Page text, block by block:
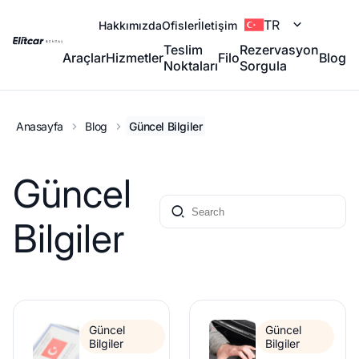
HakkımızdaOfislerİletişim TR
AraçlarHizmetlerTeslim
NoktalarıFiloRezervasyon
Sorgula
Blog
Anasayfa Blog Güncel Bilgiler
Güncel
Bilgiler
Güncel
Bilgiler
Güncel
Bilgiler